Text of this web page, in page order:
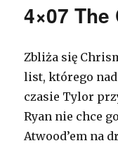
4×07
Zbliża się
list, którego
czasie Tylor
Ryan nie chce
Atwood’em na